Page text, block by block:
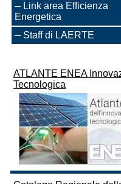
Link area Efficienza
Energetica
Staff di LAERTE
ATLANTE ENEA
Tecnologica